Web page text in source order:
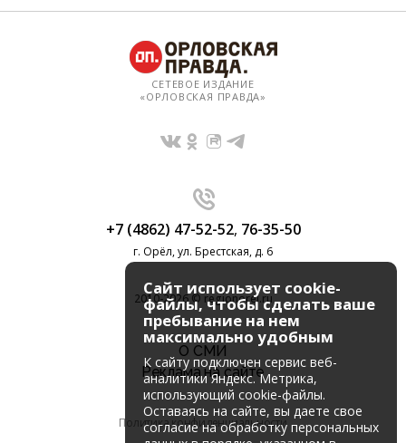
СЕТЕВОЕ ИЗДАНИЕ
«ОРЛОВСКАЯ ПРАВДА»
+7 (4862) 47-52-52, 76-35-50
г. Орёл, ул. Брестская, д. 6
2010-2026 © regionorel.ru
О СМИ
Реклама на сайте
Политика конфиденциальности
Сайт использует cookie-
файлы, чтобы сделать ваше
пребывание на нем
максимально удобным
К cайту подключен сервис веб-
аналитики Яндекс. Метрика,
использующий cookie-файлы.
Оставаясь на сайте, вы даете свое
согласие на обработку персональных